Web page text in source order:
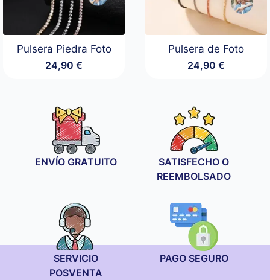
Pulsera Piedra Foto
24,90€
Pulsera de Foto
24,90 €
ENVÍO GRATUITO
SATISFECHO O
REEMBOLSADO
SERVICIO
POSVENTA
PAGO SEGURO